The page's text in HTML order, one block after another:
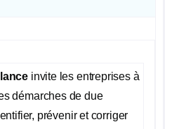
invite les entreprises à
démarches de due
prévenir et corriger